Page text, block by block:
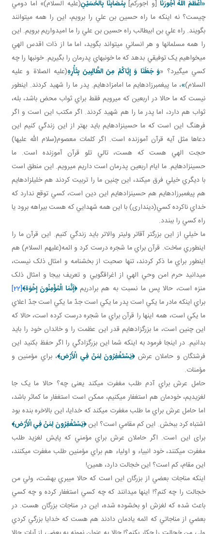
«أَعْظَمَ اللَّهُ أُجُورَنَا [و اجوركم]بِمُصَابِنَا بِالْحُسَيْنِ(عليه السلام)» اما دومي
چيست؟ نه اينکه ما راه حسين بن علي را برويم، اين را همه مي توانند
بگويند. راه علي بن ابيطالب راه حسين بن علي را ما اميدواريم برويم. اين
را همه مسلمان ها و هر انساني مي تواند بگويد، اما ما از ذات اقدس الهي
مي خواهيم يک توفيقي بدهد که ما خونبهاي پدرمان را بگيريم. خونبها را چه
کسي مي گيرد؟ «وَ جَعَلَنَا وَ إِيَّاكُمْ مِنَ الطَّالِبِينَ بِثَأْرِهِ(عليه الصلاة و عليه
السلام)»، ما پيغمبرزاده ايم ما امامزاده ايم. پدر ما را شهيد کردند. اين طور
نيست که ما حالا در اربعين که مي رويم فقط براي ثواب محض باشد، بله،
ثواب هم دارد، اما پدر ما را هم شهيد کردند. اگر مکتب اين است و اگر
فرهنگ اين است که ما حسين زاده ايم بايد بهتر از اين زندگي کنيم اين
دعاها مثل آيه قرآن آموزنده است. اگر کلمات معصوم(سلام الله عليها)
حجت الهي هست که هست، تالي تلو قرآن آموزنده است. ما
حسين زاده ايم. ما ايام اربعين پدرمان است داريم مي رويم. اين منطق است
با ديگري خيلي فرق مي کند، اين چنين ما را تربيت کردند هم خليل زاده ايم
هم پيغمبرزاده ايم هم حسين زاده ايم اين دين است، کسي توقع ندارد که
خداي ناکرده کسي(دين­داری) با اين همه شهدايي که هست بيراهه برود يا
راه کسي را ببندد.
ما خيلي از اين بزرگ تر آقاتر ولي تر والاتر بايد زندگي کنيم. اين قرآن ما را
اين طوري ساخت. قرآن براي ما شجره درست کرد و ائمه(عليهم السلام) هم
اين طور براي ما ذکر کردند، تنها صحبت از بخشنامه و امثال ذلک نيست،
مي دانيد حرم امن وحي الهي از اغراق گويي و تعريف بيجا و امثال ذلک
منزه است، حالا پس ما نسبت به هم برادريم﴿إَنَّمَا الْمُؤْمِنُونَ إِخْوَة﴾[22]
براي اينکه مادر ما يکي است پدر ما يکي است جدّ ما يکي است جدّ اعلاي
ما يکي است، همه اينها را قرآن براي ما شجره درست کرده است، حالا که
اين چنين است، ما بزرگ زاده ايم قدر اين عظمت را و خاندان خود را بايد
بدانيم. در اينجا فرمود به اينکه شما اين بزرگ زادگي را اگر حفظ بکنيد اين
فرشتگان و حاملان عرش﴿يَسْتَغْفِرُونَ لِمَنْ فِي الْأَرْض‏﴾، براي مؤمنين و
مؤمنات.
حامل عرش براي آدم طلب مغفرت مي کند يعنی چه؟ حالا ما يک جا
لغزيديم، خودمان هم استغفار مي کنيم، ممکن است استغفار ما کم اثر باشد،
اما حامل عرش براي ما طلب مغفرت مي کند که خدايا، اين بالاخره بنده بود
اشتباه کرد ببخش. اين کم مقامي است؟ اين﴿يَسْتَغْفِرُونَ لِمَنْ فِي الْأَرْض‏﴾
برای اين است. اگر حاملان عرش براي مؤمني که پايش لغزيد طلب
مغفرت مي کنند، خود انبياء و اولياء هم براي مؤمنين طلب مغفرت مي کنند،
اين مقام، کم است؟ اين خجالت دارد، همين!
اينکه مناجات بعضي از بزرگان اين است که حالا مي بري بهشت، ولي من
خجالت را چه کنم؟! اينها مي دانند که چه کسي استغفار کرده و چه کسي
باعث شده که لغزش او بخشوده شده، اين در مناجات بزرگان هست. در
بعضي از مناجاتي که ائمه يادمان دادند هم هست که خدايا بزرگي کردي